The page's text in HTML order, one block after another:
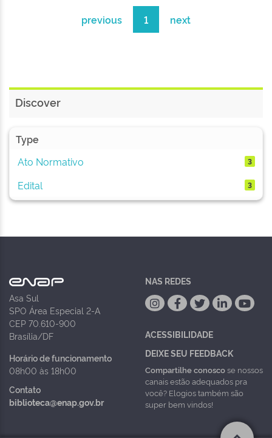
previous 1 next
Discover
Type
Ato Normativo
3
Edital 3
Asa Sul
SPO Área Especial 2-A
CEP 70.610-900
Brasília/DF
Horário de funcionamento
08h00 às 18h00
Contato
biblioteca@enap.gov.br
NAS REDES
ACESSIBILIDADE
DEIXE SEU FEEDBACK
Compartilhe conoscose nossos
canais estão adequados pra
você? Elogios também são
super bem vindos!